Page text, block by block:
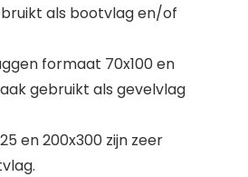
als bootvlag en/of
formaat 70x100 en
gebruikt als gevelvlag
en 200x300 zijn zeer